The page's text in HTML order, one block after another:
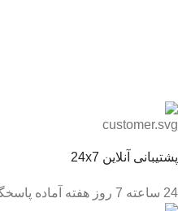
پشتیبانی آنلاین 24x7
24 ساعته 7 روز هفته آماده پاسخگویی هستیم